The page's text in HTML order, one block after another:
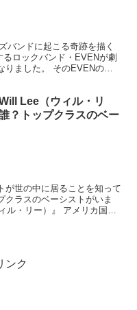
バンドに起こる奇跡を描く
ロックバンド・EVENが劇
りました。 そのEVENのベ
Lee（ウィル・リ
？トップクラスのベー
が世の中に居ることを知って
クラスのベーシストがいま
ル・リー）』 アメリカ国内
ンク